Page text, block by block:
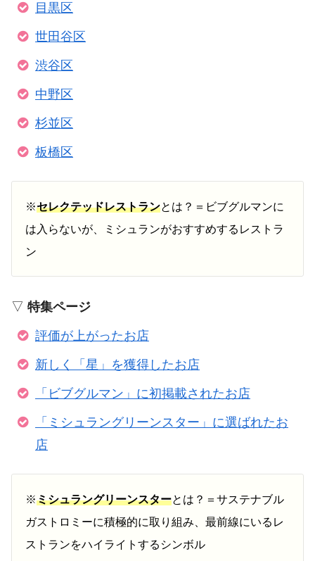
目黒区
世田谷区
渋谷区
中野区
杉並区
板橋区
※セレクテッドレストランとは？＝ビブグルマンに
は入らないが、ミシュランがおすすめするレストラ
ン
▽ 特集ページ
評価が上がったお店
新しく「星」を獲得したお店
「ビブグルマン」に初掲載されたお店
「ミシュラングリーンスター」に選ばれたお
店
※ミシュラングリーンスターとは？＝サステナブル
ガストロミーに積極的に取り組み、最前線にいるレ
ストランをハイライトするシンボル